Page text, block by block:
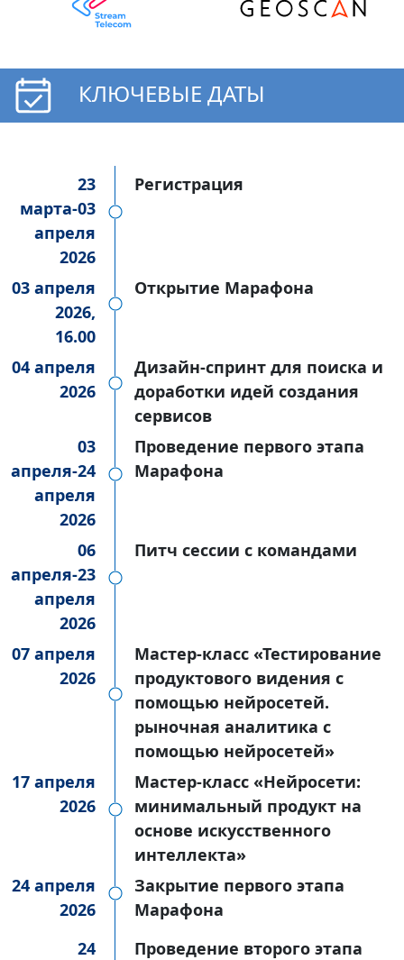
КЛЮЧЕВЫЕ ДАТЫ
23
марта-03
апреля
2026
Регистрация
03 апреля
2026,
16.00
Открытие Марафона
04 апреля
2026
Дизайн-спринт для поиска и
доработки идей создания
сервисов
03
апреля-24
апреля
2026
Проведение первого этапа
Марафона
06
апреля-23
апреля
2026
Питч сессии с командами
07 апреля
2026
Мастер-класс «Тестирование
продуктового видения с
помощью нейросетей.
рыночная аналитика с
помощью нейросетей»
17 апреля
2026
Мастер-класс «Нейросети:
минимальный продукт на
основе искусственного
интеллекта»
24 апреля
2026
Закрытие первого этапа
Марафона
24
Проведение второго этапа